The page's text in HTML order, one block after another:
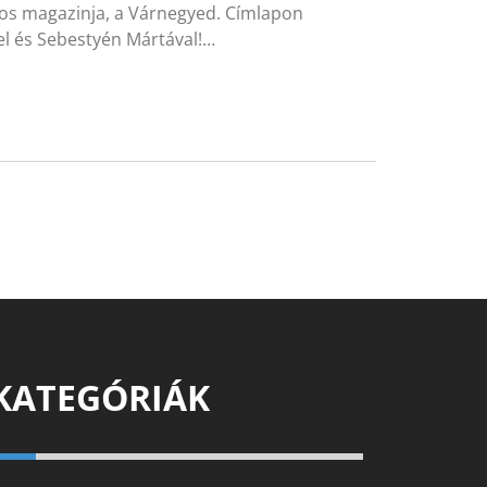
magazinja, a Várnegyed. Címlapon
és Sebestyén Mártával!…